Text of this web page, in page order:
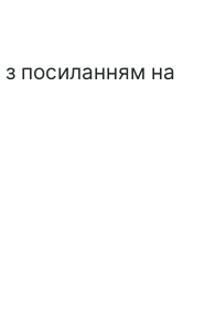
з посиланням на